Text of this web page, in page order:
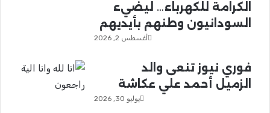
الكرامة للكهرباء… ليضيء
السودانيون وطنهم بأيديهم
أغسطس 2, 2026
فوري نيوز تنعى والد
الزميل أحمد علي عكاشة
يوليو 30, 2026